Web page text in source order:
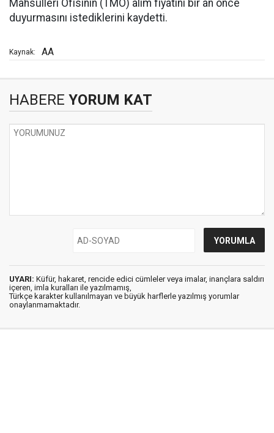
Mahsulleri Ofisinin (TMO) alım fiyatını bir an önce
duyurmasını istediklerini kaydetti.
Kaynak: AA
HABERE YORUM KAT
UYARI: Küfür, hakaret, rencide edici cümleler veya imalar, inançlara saldırı
içeren, imla kuralları ile yazılmamış,
Türkçe karakter kullanılmayan ve büyük harflerle yazılmış yorumlar
onaylanmamaktadır.